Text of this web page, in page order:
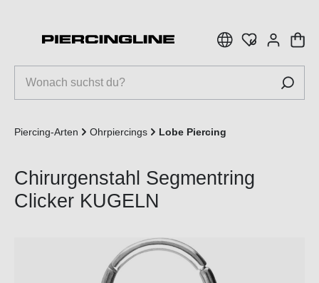
Piercing-Arten Ohrpiercings Lobe Piercing
Chirurgenstahl Segmentring
Clicker KUGELN